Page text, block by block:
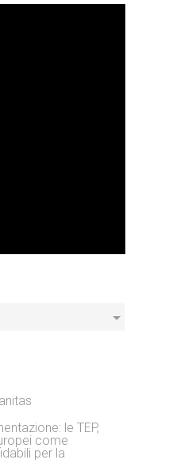
le TEP,
come
per la